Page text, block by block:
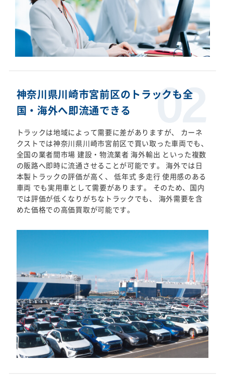
神奈川県川崎市宮前区のトラックも全
国・海外へ即流通できる
トラックは地域によって需要に差がありますが、 カーネ
クストでは神奈川県川崎市宮前区で買い取った車両でも、
全国の業者間市場 建設・物流業者 海外輸出 といった複数
の販路へ即時に流通させることが可能です。 海外では日
本製トラックの評価が高く、 低年式 多走行 使用感のある
車両 でも実用車として需要があります。 そのため、国内
では評価が低くなりがちなトラックでも、 海外需要を含
めた価格での高価買取が可能です。